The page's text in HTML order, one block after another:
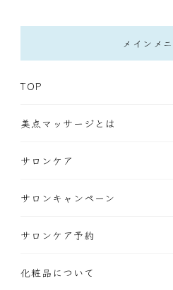
メインメ
TOP
美点マッサージとは
サロンケア
サロンキャンペーン
サロンケア予約
化粧品について